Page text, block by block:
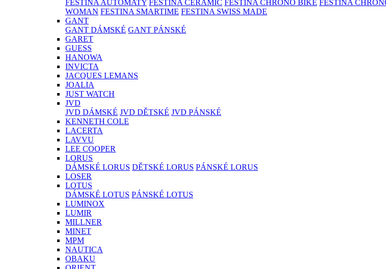
FESTINA AUTOMATY FESTINA CERAMIC FESTINA CHRONO BIKE FESTINA
WOMAN FESTINA SMARTIME FESTINA SWISS MADE
GANT
GANT DÁMSKÉ GANT PÁNSKÉ
GARET
GUESS
HANOWA
INVICTA
JACQUES LEMANS
JOALIA
JUST WATCH
JVD
JVD DÁMSKÉ JVD DĚTSKÉ JVD PÁNSKÉ
KENNETH COLE
LACERTA
LAVVU
LEE COOPER
LORUS
DÁMSKÉ LORUS DĚTSKÉ LORUS PÁNSKÉ LORUS
LOSER
LOTUS
DÁMSKÉ LOTUS PÁNSKÉ LOTUS
LUMINOX
LUMIR
MILLNER
MINET
MPM
NAUTICA
OBAKU